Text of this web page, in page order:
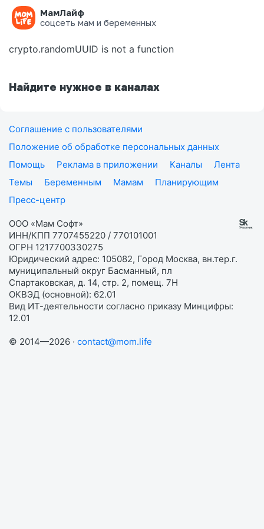
МамЛайф
соцсеть мам и беременных
Ошибка на странице
crypto.randomUUID is not a function
Найдите нужное в каналах
Соглашение с пользователями
Положение об обработке персональных данных
Помощь
Реклама в приложении Каналы
Лента
Темы
Беременным Мамам
Планирующим
Пресс-центр
ООО «Мам Софт»
ИНН/КПП 7707455220 / 770101001
ОГРН 1217700330275
Юридический адрес: 105082, Город Москва, вн.тер.г.
муниципальный округ Басманный, пл
Спартаковская, д. 14, стр. 2, помещ. 7Н
ОКВЭД (основной): 62.01
Вид ИТ-деятельности согласно приказу Минцифры:
12.01
© 2014—2026 · contact@mom.life